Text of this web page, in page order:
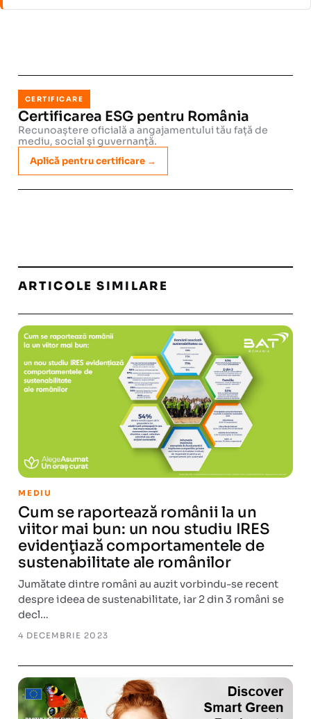
CERTIFICARE
Certificarea ESG pentru România
Recunoaștere oficială a angajamentului tău față de
mediu, social și guvernanță.
Aplică pentru certificare →
ARTICOLE SIMILARE
MEDIU
Cum se raportează românii la un
viitor mai bun: un nou studiu IRES
evidenţiază comportamentele de
sustenabilitate ale românilor
Jumătate dintre români au auzit vorbindu-se recent
despre ideea de sustenabilitate, iar 2 din 3 români se
decl…
4 DECEMBRIE 2023